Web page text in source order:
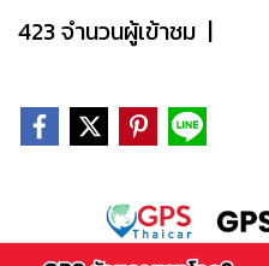
423 จำนวนผู้เข้าชม |